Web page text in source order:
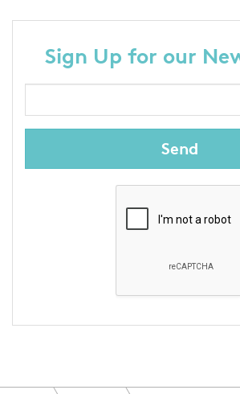
Sign Up for our
Send